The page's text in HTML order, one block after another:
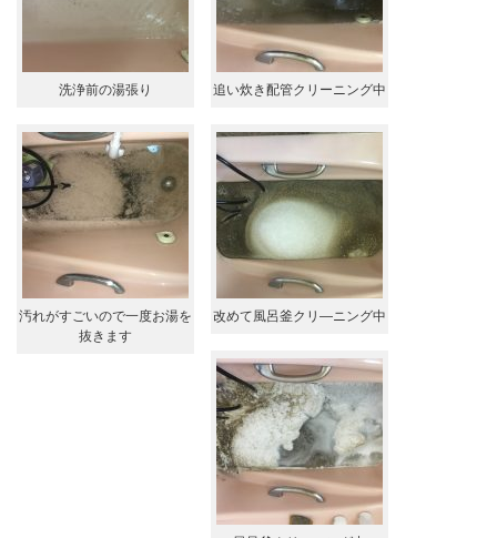
洗浄前の湯張り 追い炊き配管クリーニング中
汚れがすごいので一度お湯を
抜きます
改めて風呂釜クリ―ニング中